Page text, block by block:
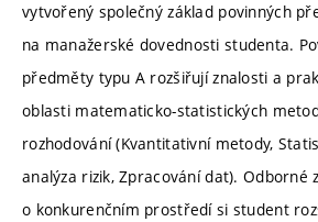
vytvořený společný základ povinných
na manažerské dovednosti studenta.
předměty typu A rozšiřují znalosti a
oblasti matematicko-statistických
rozhodování (Kvantitativní metody,
analýza rizik, Zpracování dat). Odborné
o konkurenčním prostředí si student